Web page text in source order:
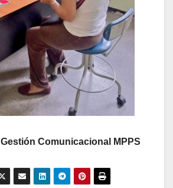
Gestión Comunicacional MPPS